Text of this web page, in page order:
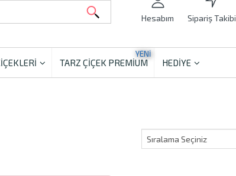
Hesabım Sipariş Takibi
TARZ ÇİÇEK PREMİUM
YENİ
HEDİYE